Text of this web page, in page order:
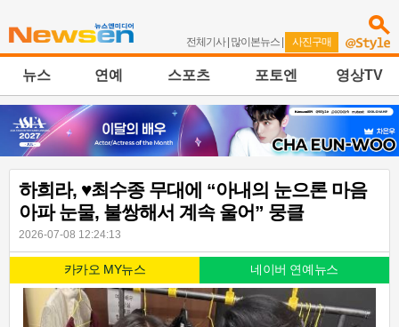
전체기사| 많이본뉴스 | 사진구매
뉴스 연예 스포츠 포토엔 영상TV
하희라, ♥최수종 무대에 “아내의 눈으론 마음
아파 눈물, 불쌍해서 계속 울어” 뭉클
2026-07-08 12:24:13
카카오 MY뉴스 네이버 연예뉴스